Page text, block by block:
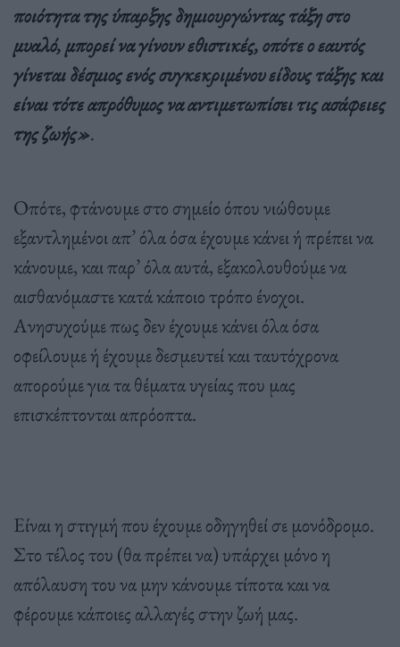
ποιότητα της ύπαρξης δημιουργώντας τάξη στο
μυαλό, μπορεί να γίνουν εθιστικές, οπότε ο εαυτός
γίνεται δέσμιος ενός συγκεκριμένου είδους τάξης και
είναι τότε απρόθυμος να αντιμετωπίσει τις ασάφειες
της ζωής».
Οπότε, φτάνουμε στο σημείο όπου νιώθουμε
εξαντλημένοι απ’ όλα όσα έχουμε κάνει ή πρέπει να
κάνουμε, και παρ’ όλα αυτά, εξακολουθούμε να
αισθανόμαστε κατά κάποιο τρόπο ένοχοι.
Ανησυχούμε πως δεν έχουμε κάνει όλα όσα
οφείλουμε ή έχουμε δεσμευτεί και ταυτόχρονα
απορούμε για τα θέματα υγείας που μας
επισκέπτονται απρόοπτα.
Είναι η στιγμή που έχουμε οδηγηθεί σε μονόδρομο.
Στο τέλος του (θα πρέπει να) υπάρχει μόνο η
απόλαυση του να μην κάνουμε τίποτα και να
φέρουμε κάποιες αλλαγές στην ζωή μας.